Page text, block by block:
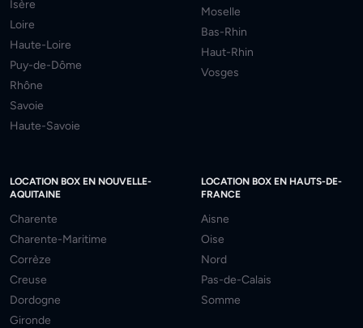
Isère
Loire
Haute-Loire
Puy-de-Dôme
Rhône
Savoie
Haute-Savoie
Moselle
Bas-Rhin
Haut-Rhin
Vosges
LOCATION BOX EN NOUVELLE-
AQUITAINE
Charente
Charente-Maritime
Corrèze
Creuse
Dordogne
Gironde
LOCATION BOX EN HAUTS-DE-
FRANCE
Aisne
Oise
Nord
Pas-de-Calais
Somme